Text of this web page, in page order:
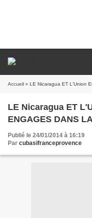
Accueil » LE Nicaragua ET L'Union
LE Nicaragua ET
ENGAGES DANS
Publié le 24/01/2014 à 16:19
Par cubasifranceprovence